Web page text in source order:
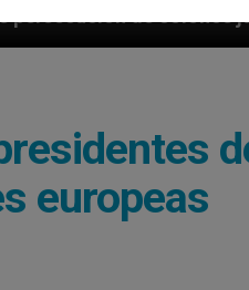
judíos que afecta a
europeas